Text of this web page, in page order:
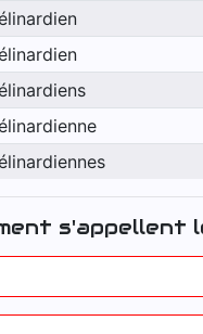
s'appellent